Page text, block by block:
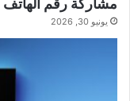
مشاركة رقم الهاتف
يونيو 30, 2026